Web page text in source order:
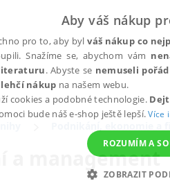
a management
Aby váš nákup
pro to, aby bylváš nákup co
Snažíme se, abychom vám
. Abyste se nemuseli
nákup na našem webu.
cookies a podobné technologie.
bude náš e-shop ještě lepší.Více
ROZUMÍM A
ZOBRAZIT